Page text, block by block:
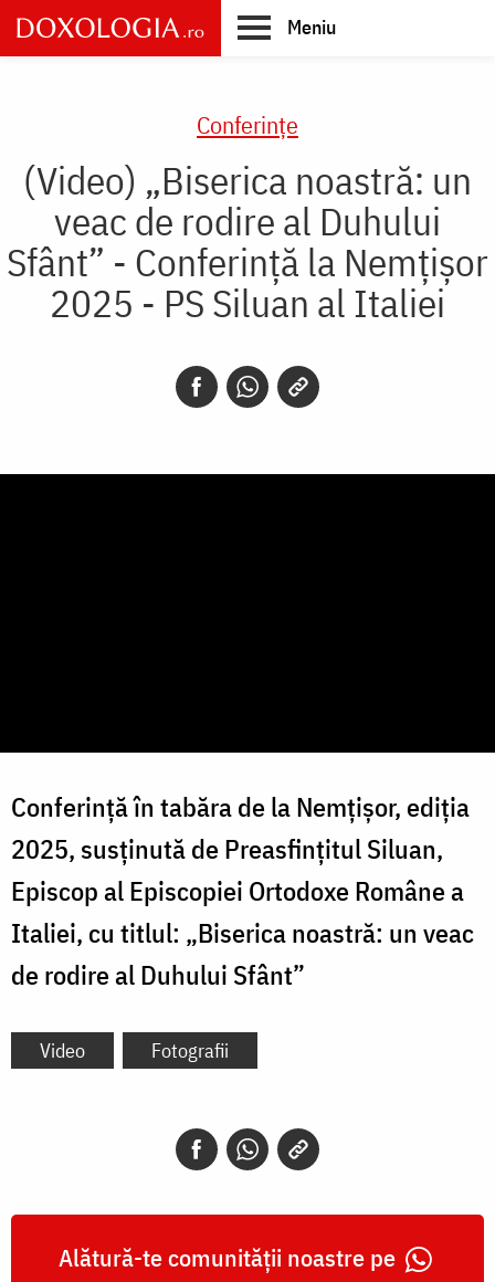
Skip
to
main
Meniu
Conferințe
(Video) „Biserica noastră: un
veac de rodire al Duhului
Sfânt” - Conferință la Nemțișor
2025 - PS Siluan al Italiei
Conferință în tabăra de la Nemțișor, ediția
2025, susținută de Preasfințitul Siluan,
Episcop al Episcopiei Ortodoxe Române a
Italiei, cu titlul: „Biserica noastră: un veac
de rodire al Duhului Sfânt”
Video Fotografii
Alătură-te comunității noastre pe